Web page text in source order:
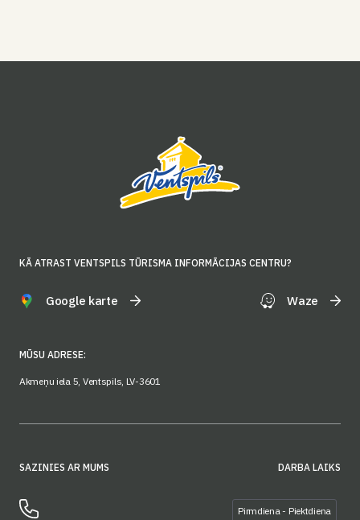
KĀ ATRAST VENTSPILS TŪRISMA INFORMĀCIJAS CENTRU?
Google karte Waze
MŪSU ADRESE:
Akmeņu iela 5, Ventspils, LV-3601
SAZINIES AR MUMS DARBA LAIKS
Pirmdiena - Piektdiena